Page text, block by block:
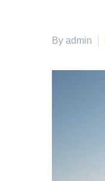
By admin